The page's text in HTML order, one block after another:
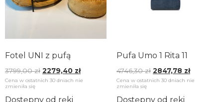
Fotel UNI z pufą
3799,00zł 2279,40 zł
Cena w ostatnich 30 dniach nie
zmieniła się
Dostępny od ręki
Pufa Umo 1 Rita 11
4746,30zł 2847,78 zł
Cena w ostatnich 30 dniach nie
zmieniła się
Dostępny od ręki